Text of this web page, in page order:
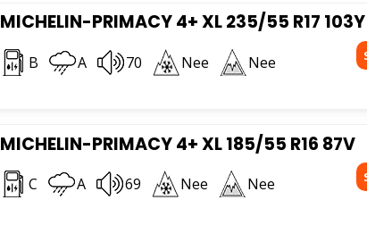
MICHELIN-PRIMACY 4+ XL 235/55 R17 103Y
B A 70 Nee Nee
MICHELIN-PRIMACY 4+ XL 185/55 R16 87V
C A 69 Nee Nee